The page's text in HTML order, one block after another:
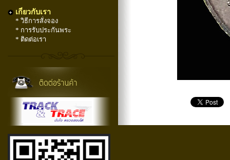
เกี่ยวกับเรา
* วิธีการสั่งจอง
* การรับประกันพระ
* ติดต่อเรา